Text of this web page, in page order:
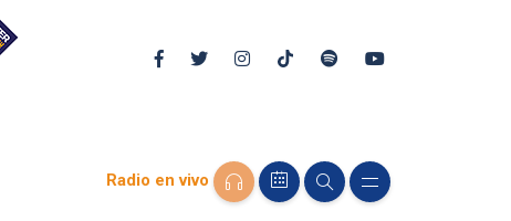
Radio en vivo